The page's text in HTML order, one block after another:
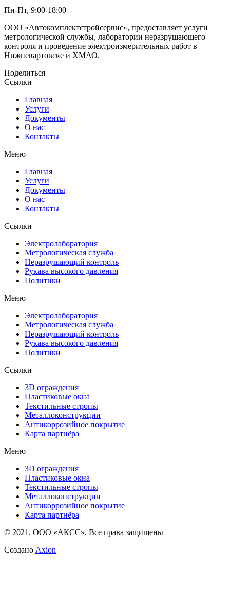
Пн-Пт, 9:00-18:00
ООО «Автокомплектстройсервис», предоставляет услуги
метрологической службы, лаборатории неразрушающего
контроля и проведение электроизмерительных работ в
Нижневартовске и ХМАО.
Поделиться
Ссылки
Главная
Услуги
Документы
О нас
Контакты
Меню
Главная
Услуги
Документы
О нас
Контакты
Ссылки
Электролаборатория
Метрологическая служба
Неразрушающий контроль
Рукава высокого давления
Политики
Меню
Электролаборатория
Метрологическая служба
Неразрушающий контроль
Рукава высокого давления
Политики
Ссылки
3D ограждения
Пластиковые окна
Текстильные стропы
Металлоконструкции
Антикоррозийное покрытие
Карта партнёра
Меню
3D ограждения
Пластиковые окна
Текстильные стропы
Металлоконструкции
Антикоррозийное покрытие
Карта партнёра
© 2021. ООО «АКСС». Все права защищены
Создано Axion